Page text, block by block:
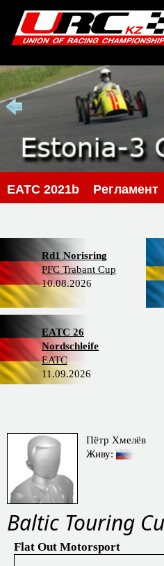
EATC 2021b Регламент
Rd1 Norisring
PFC Trabant Cup
10.08.2026
EATC 26
Nordschleife
EATC
11.09.2026
Пётр Хмелёв
Живу:
Baltic Touring
Flat Out Motorsport